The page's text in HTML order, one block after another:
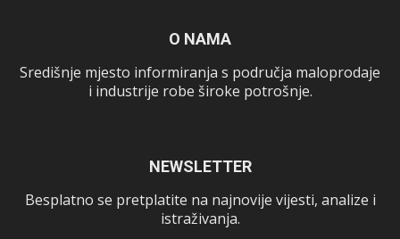
O NAMA
Središnje mjesto informiranja s područja maloprodaje
i industrije robe široke potrošnje.
NEWSLETTER
Besplatno se pretplatite na najnovije vijesti, analize i
istraživanja.